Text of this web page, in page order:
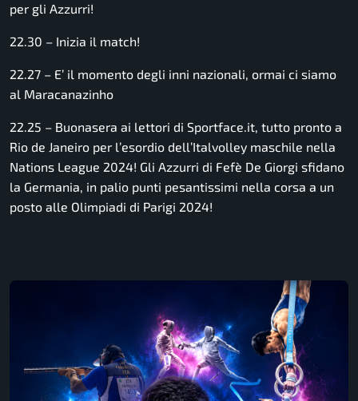
per gli Azzurri!
22.30 – Inizia il match!
22.27 – E’ il momento degli inni nazionali, ormai ci siamo
al Maracanazinho
22.25 – Buonasera ai lettori di Sportface.it, tutto pronto a
Rio de Janeiro per l’esordio dell’Italvolley maschile nella
Nations League 2024! Gli Azzurri di Fefè De Giorgi sfidano
la Germania, in palio punti pesantissimi nella corsa a un
posto alle Olimpiadi di Parigi 2024!